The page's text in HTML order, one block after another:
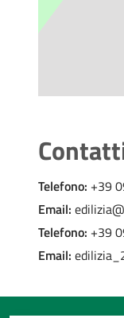
Telefono: +39
Email:
Telefono: +39
Email: